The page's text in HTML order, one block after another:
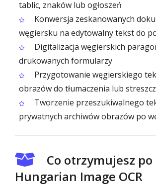
tablic, znaków lub ogłoszeń
Konwersja zeskanowanych
węgiersku na edytowalny tekst do
Digitalizacja węgierskich
drukowanych formularzy
Przygotowanie węgierskiego
obrazów do tłumaczenia lub
Tworzenie przeszukiwalnego
prywatnych archiwów obrazów po
Co otrzymujesz
Hungarian Image OCR